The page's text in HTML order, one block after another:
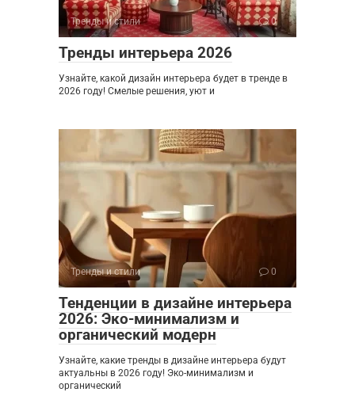
Тренды и стили 0
Тренды интерьера 2026
Узнайте, какой дизайн интерьера будет в тренде в
2026 году! Смелые решения, уют и
Тренды и стили 0
Тенденции в дизайне интерьера
2026: Эко-минимализм и
органический модерн
Узнайте, какие тренды в дизайне интерьера будут
актуальны в 2026 году! Эко-минимализм и
органический